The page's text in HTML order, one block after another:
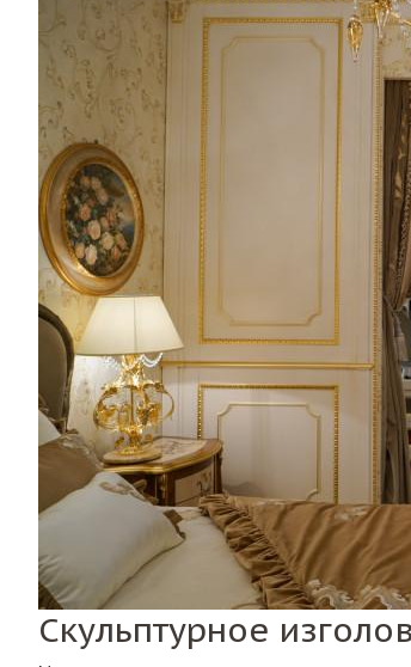
Скульптурное